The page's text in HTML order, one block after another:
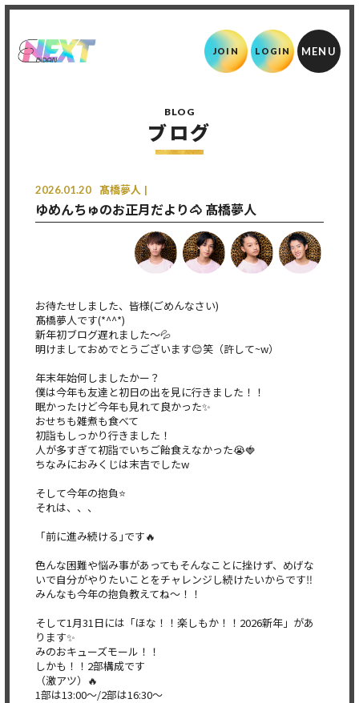
JOIN LOGIN
BLOG
ブログ
2026.01.20 髙橋夢人
ゆめんちゅのお正月だより🐴 髙橋夢人
お待たせしました、皆様(ごめんなさい)
髙橋夢人です(*^^*)
新年初ブログ遅れました〜💦
明けましておめでとうございます😊笑（許して~w）
年末年始何しましたかー？
僕は今年も友達と初日の出を見に行きました！！
眠かったけど今年も見れて良かった✨
おせちも雑煮も食べて
初詣もしっかり行きました！
人が多すぎて初詣でいちご飴食えなかった😭🍓
ちなみにおみくじは末吉でしたw
そして今年の抱負⭐️
それは、、、
「前に進み続ける｣です🔥
色んな困難や悩み事があってもそんなことに挫けず、めげな
いで自分がやりたいことをチャレンジし続けたいからです‼️
みんなも今年の抱負教えてね〜！！
そして1月31日には「ほな！！楽しもか！！2026新年」があ
ります✨
みのおキューズモール！！
しかも！！2部構成です
（激アツ）🔥
1部は13:00〜/2部は16:30〜